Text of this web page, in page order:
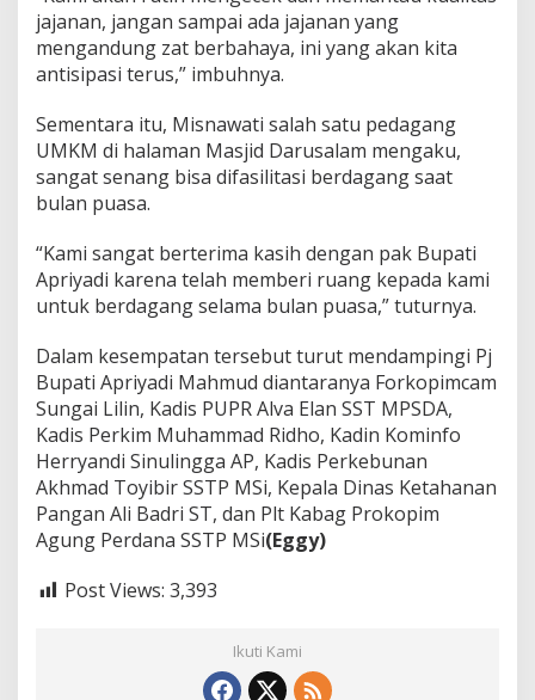
jajanan, jangan sampai ada jajanan yang
mengandung zat berbahaya, ini yang akan kita
antisipasi terus,” imbuhnya.
Sementara itu, Misnawati salah satu pedagang
UMKM di halaman Masjid Darusalam mengaku,
sangat senang bisa difasilitasi berdagang saat
bulan puasa.
“Kami sangat berterima kasih dengan pak Bupati
Apriyadi karena telah memberi ruang kepada kami
untuk berdagang selama bulan puasa,” tuturnya.
Dalam kesempatan tersebut turut mendampingi Pj
Bupati Apriyadi Mahmud diantaranya Forkopimcam
Sungai Lilin, Kadis PUPR Alva Elan SST MPSDA,
Kadis Perkim Muhammad Ridho, Kadin Kominfo
Herryandi Sinulingga AP, Kadis Perkebunan
Akhmad Toyibir SSTP MSi, Kepala Dinas Ketahanan
Pangan Ali Badri ST, dan Plt Kabag Prokopim
Agung Perdana SSTP MSi(Eggy)
Post Views: 3,393
Ikuti Kami